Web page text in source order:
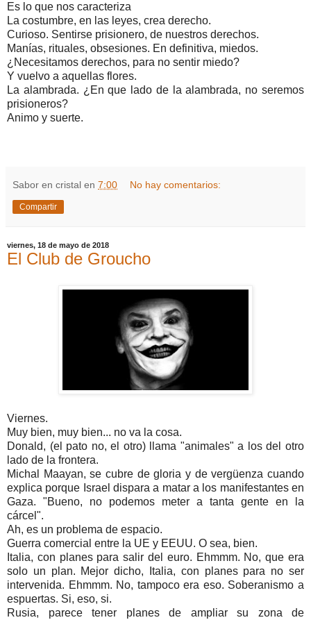
Es lo que nos caracteriza
La costumbre, en las leyes, crea derecho.
Curioso. Sentirse prisionero, de nuestros derechos.
Manías, rituales, obsesiones. En definitiva, miedos.
¿Necesitamos derechos, para no sentir miedo?
Y vuelvo a aquellas flores.
La alambrada. ¿En que lado de la alambrada, no seremos
prisioneros?
Animo y suerte.
Sabor en cristal en 7:00 No hay comentarios:
Compartir
viernes, 18 de mayo de 2018
El Club de Groucho
Viernes.
Muy bien, muy bien... no va la cosa.
Donald, (el pato no, el otro) llama "animales" a los del otro
lado de la frontera.
Michal Maayan, se cubre de gloria y de vergüenza cuando
explica porque Israel dispara a matar a los manifestantes en
Gaza. "Bueno, no podemos meter a tanta gente en la
cárcel".
Ah, es un problema de espacio.
Guerra comercial entre la UE y EEUU. O sea, bien.
Italia, con planes para salir del euro. Ehmmm. No, que era
solo un plan. Mejor dicho, Italia, con planes para no ser
intervenida. Ehmmm. No, tampoco era eso. Soberanismo a
espuertas. Si, eso, si.
Rusia, parece tener planes de ampliar su zona de